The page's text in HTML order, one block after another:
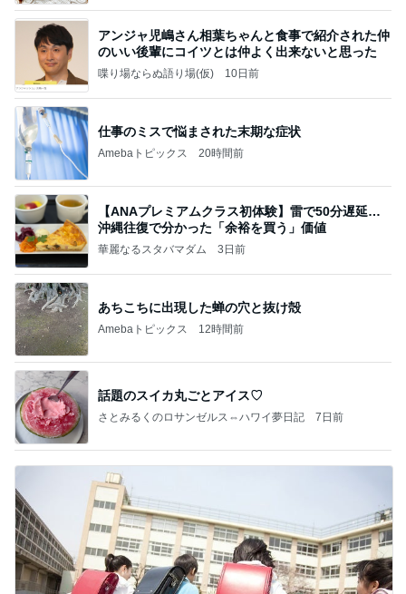
アンジャ児嶋さん相葉ちゃんと食事で紹介された仲
のいい後輩にコイツとは仲よく出来ないと思った
喋り場ならぬ語り場(仮) 10日前
仕事のミスで悩まされた末期な症状
Amebaトピックス 20時間前
【ANAプレミアムクラス初体験】雷で50分遅延…
沖縄往復で分かった「余裕を買う」価値
華麗なるスタバマダム 3日前
あちこちに出現した蝉の穴と抜け殻
Amebaトピックス 12時間前
話題のスイカ丸ごとアイス♡
さとみるくのロサンゼルス⇔ハワイ夢日記 7日前